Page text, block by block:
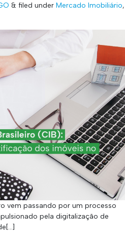
& filed under Mercado Imobiliário,
vem passando por um processo
pela digitalização de